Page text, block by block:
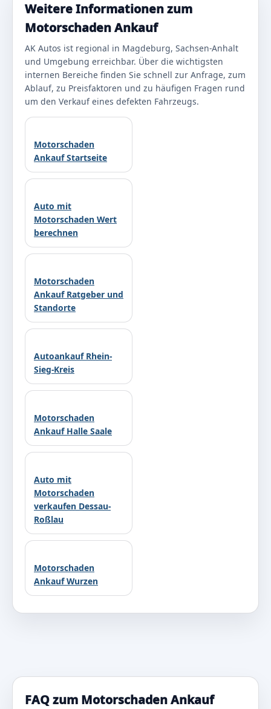
Weitere Informationen zum
Motorschaden Ankauf
AK Autos ist regional in Magdeburg, Sachsen-Anhalt
und Umgebung erreichbar. Über die wichtigsten
internen Bereiche finden Sie schnell zur Anfrage, zum
Ablauf, zu Preisfaktoren und zu häufigen Fragen rund
um den Verkauf eines defekten Fahrzeugs.
Motorschaden
Ankauf Startseite
Auto mit
Motorschaden Wert
berechnen
Motorschaden
Ankauf Ratgeber und
Standorte
Autoankauf Rhein-
Sieg-Kreis
Motorschaden
Ankauf Halle Saale
Auto mit
Motorschaden
verkaufen Dessau-
Roßlau
Motorschaden
Ankauf Wurzen
FAQ zum Motorschaden Ankauf